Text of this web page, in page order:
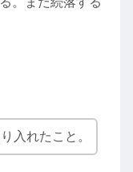
入れたこと。